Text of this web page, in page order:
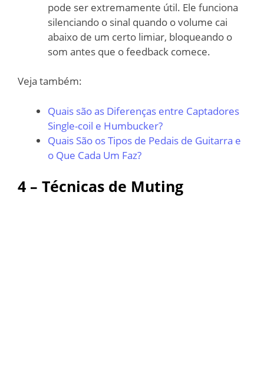
pode ser extremamente útil. Ele funciona
silenciando o sinal quando o volume cai
abaixo de um certo limiar, bloqueando o
som antes que o feedback comece.
Veja também:
Quais são as Diferenças entre Captadores
Single-coil e Humbucker?
Quais São os Tipos de Pedais de Guitarra e
o Que Cada Um Faz?
4 – Técnicas de Muting